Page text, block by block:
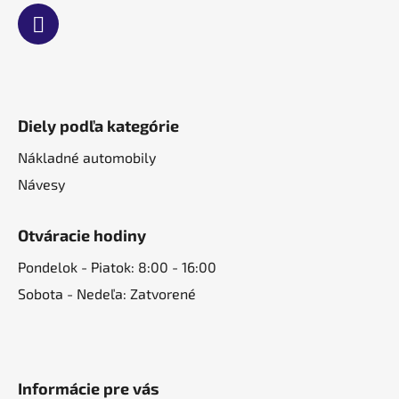
Diely podľa kategórie
Nákladné automobily
Návesy
Otváracie hodiny
Pondelok - Piatok: 8:00 - 16:00
Sobota - Nedeľa: Zatvorené
Informácie pre vás